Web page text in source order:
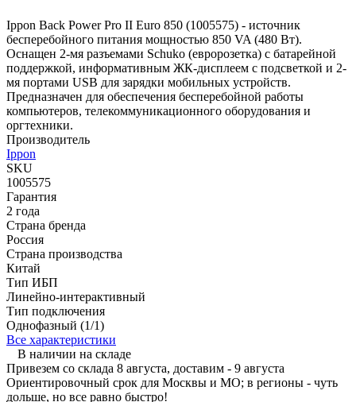
Ippon Back Power Pro II Euro 850 (1005575) - источник
бесперебойного питания мощностью 850 VA (480 Вт).
Оснащен 2-мя разъемами Schuko (евророзетка) с батарейной
поддержкой, информативным ЖК-дисплеем с подсветкой и 2-
мя портами USB для зарядки мобильных устройств.
Предназначен для обеспечения бесперебойной работы
компьютеров, телекоммуникационного оборудования и
оргтехники.
Производитель
Ippon
SKU
1005575
Гарантия
2 года
Страна бренда
Россия
Страна производства
Китай
Тип ИБП
Линейно-интерактивный
Тип подключения
Однофазный (1/1)
Все характеристики
В наличии на складе
Привезем со склада 8 августа, доставим - 9 августа
Ориентировочный срок для Москвы и МО; в регионы - чуть
дольше, но все равно быстро!